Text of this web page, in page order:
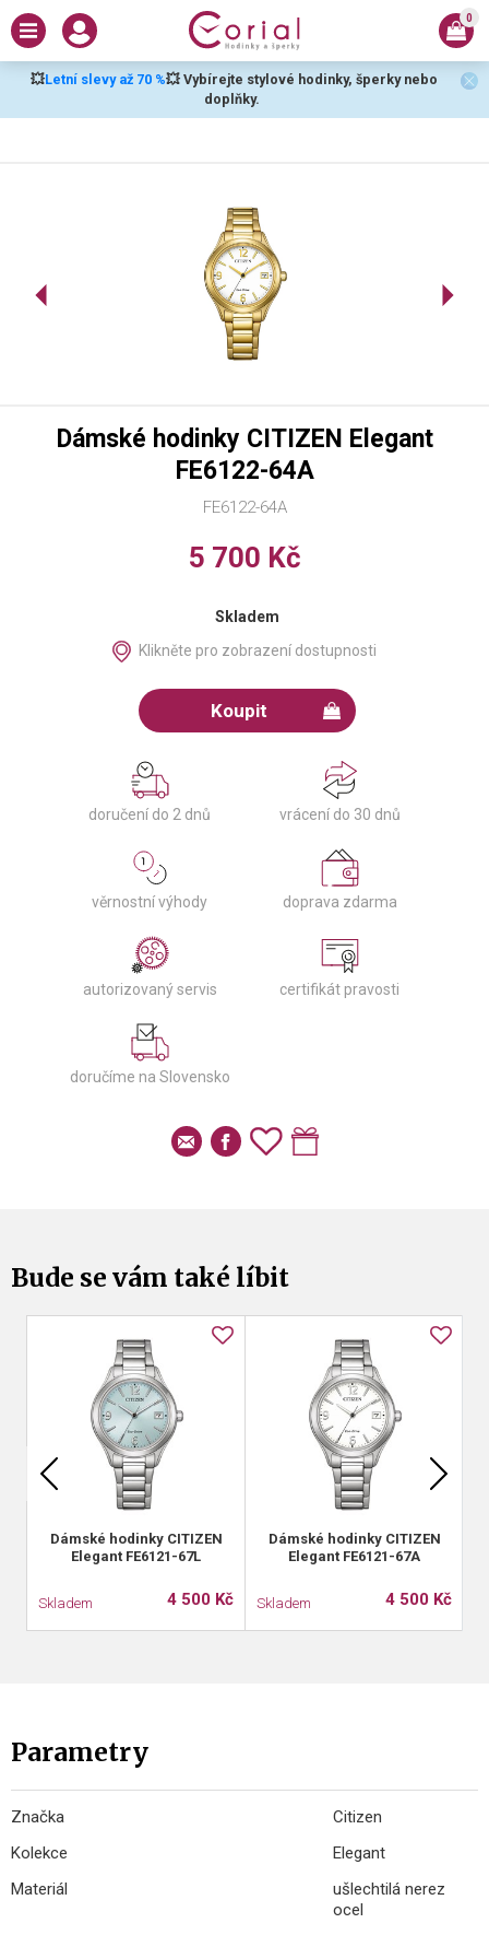
💥Letní slevy až 70 %💥 Vybírejte stylové hodinky, šperky nebo
doplňky.
0
FE6122-64A
Dámské hodinky CITIZEN Elegant
FE6122-64A
5 700 Kč
Skladem
Klikněte pro zobrazení dostupnosti
Koupit
doručení do 2 dnů vrácení do 30 dnů
věrnostní výhody doprava zdarma
autorizovaný servis certifikát pravosti
doručíme na Slovensko
Bude se vám také líbit
Dámské hodinky CITIZEN
Elegant FE6121-67L
Skladem 4 500 Kč
Dámské hodinky CITIZEN
Elegant FE6121-67A
Skladem 4 500 Kč
Parametry
Značka
Citizen
Kolekce
Elegant
Materiál
ušlechtilá nerez
ocel